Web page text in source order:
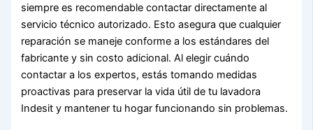
siempre es recomendable contactar directamente al
servicio técnico autorizado. Esto asegura que cualquier
reparación se maneje conforme a los estándares del
fabricante y sin costo adicional. Al elegir cuándo
contactar a los expertos, estás tomando medidas
proactivas para preservar la vida útil de tu lavadora
Indesit y mantener tu hogar funcionando sin problemas.